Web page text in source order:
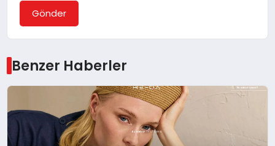
Gönder
Benzer Haberler